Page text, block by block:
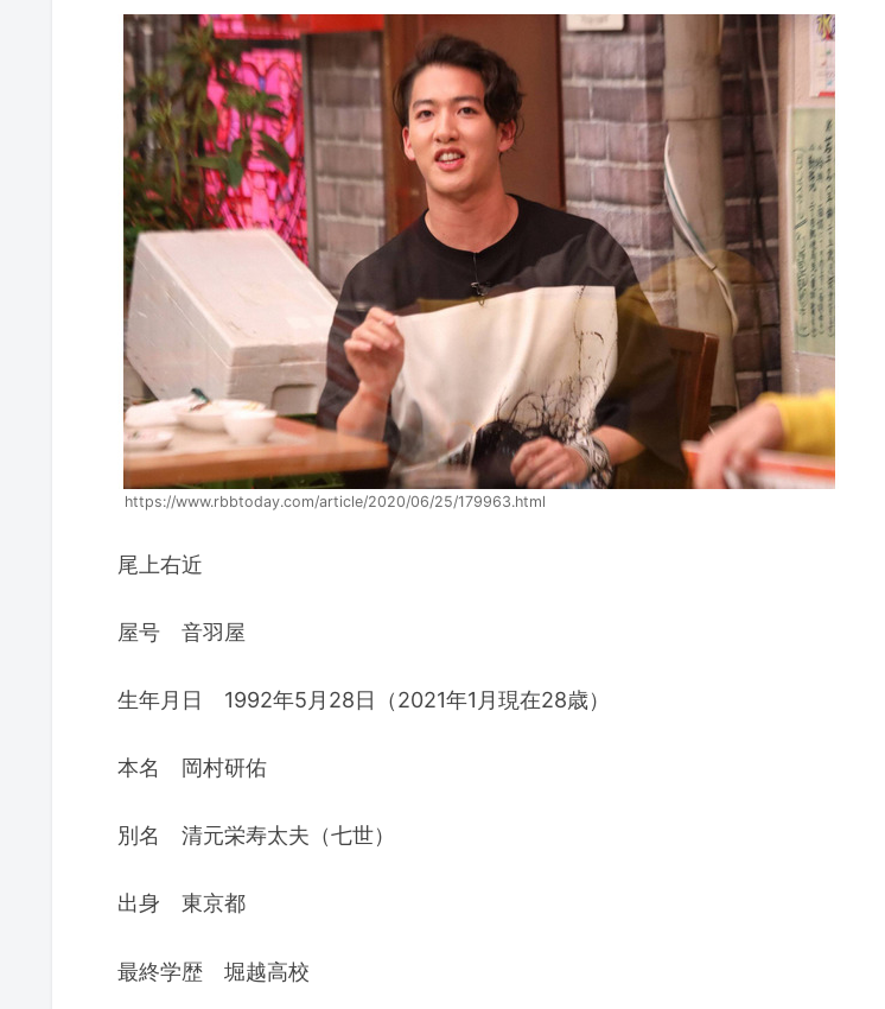
https://www.rbbtoday.com/article/2020/06/25/179963.html
尾上右近
屋号 音羽屋
生年月日 1992年5月28日（2021年1月現在28歳）
本名 岡村研佑
別名 清元栄寿太夫（七世）
出身 東京都
最終学歴 堀越高校